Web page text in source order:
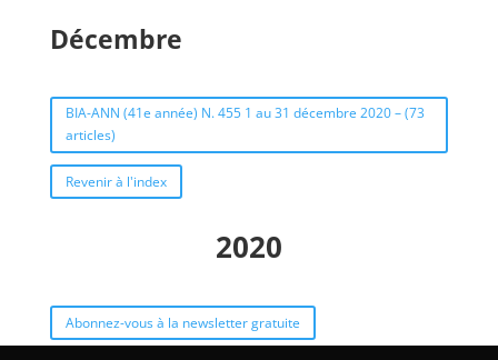
Décembre
BIA-ANN (41e année) N. 455 1 au 31 décembre 2020 – (73
articles)
Revenir à l'index
2020
Abonnez-vous à la newsletter gratuite